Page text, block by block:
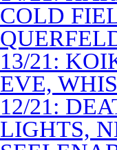
COLD
13/21:
EVE,
12/21:
LIGHTS,